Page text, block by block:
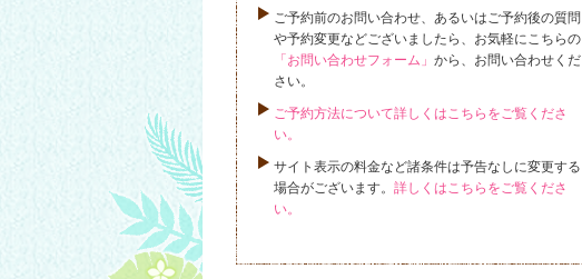
ご予約前のお問い合わせ、あるいはご予約後の質問
や予約変更などございましたら、お気軽にこちらの
「お問い合わせフォーム」から、お問い合わせくだ
さい。
ご予約方法について詳しくはこちらをご覧くださ
い。
サイト表示の料金など諸条件は予告なしに変更する
場合がございます。詳しくはこちらをご覧くださ
い。